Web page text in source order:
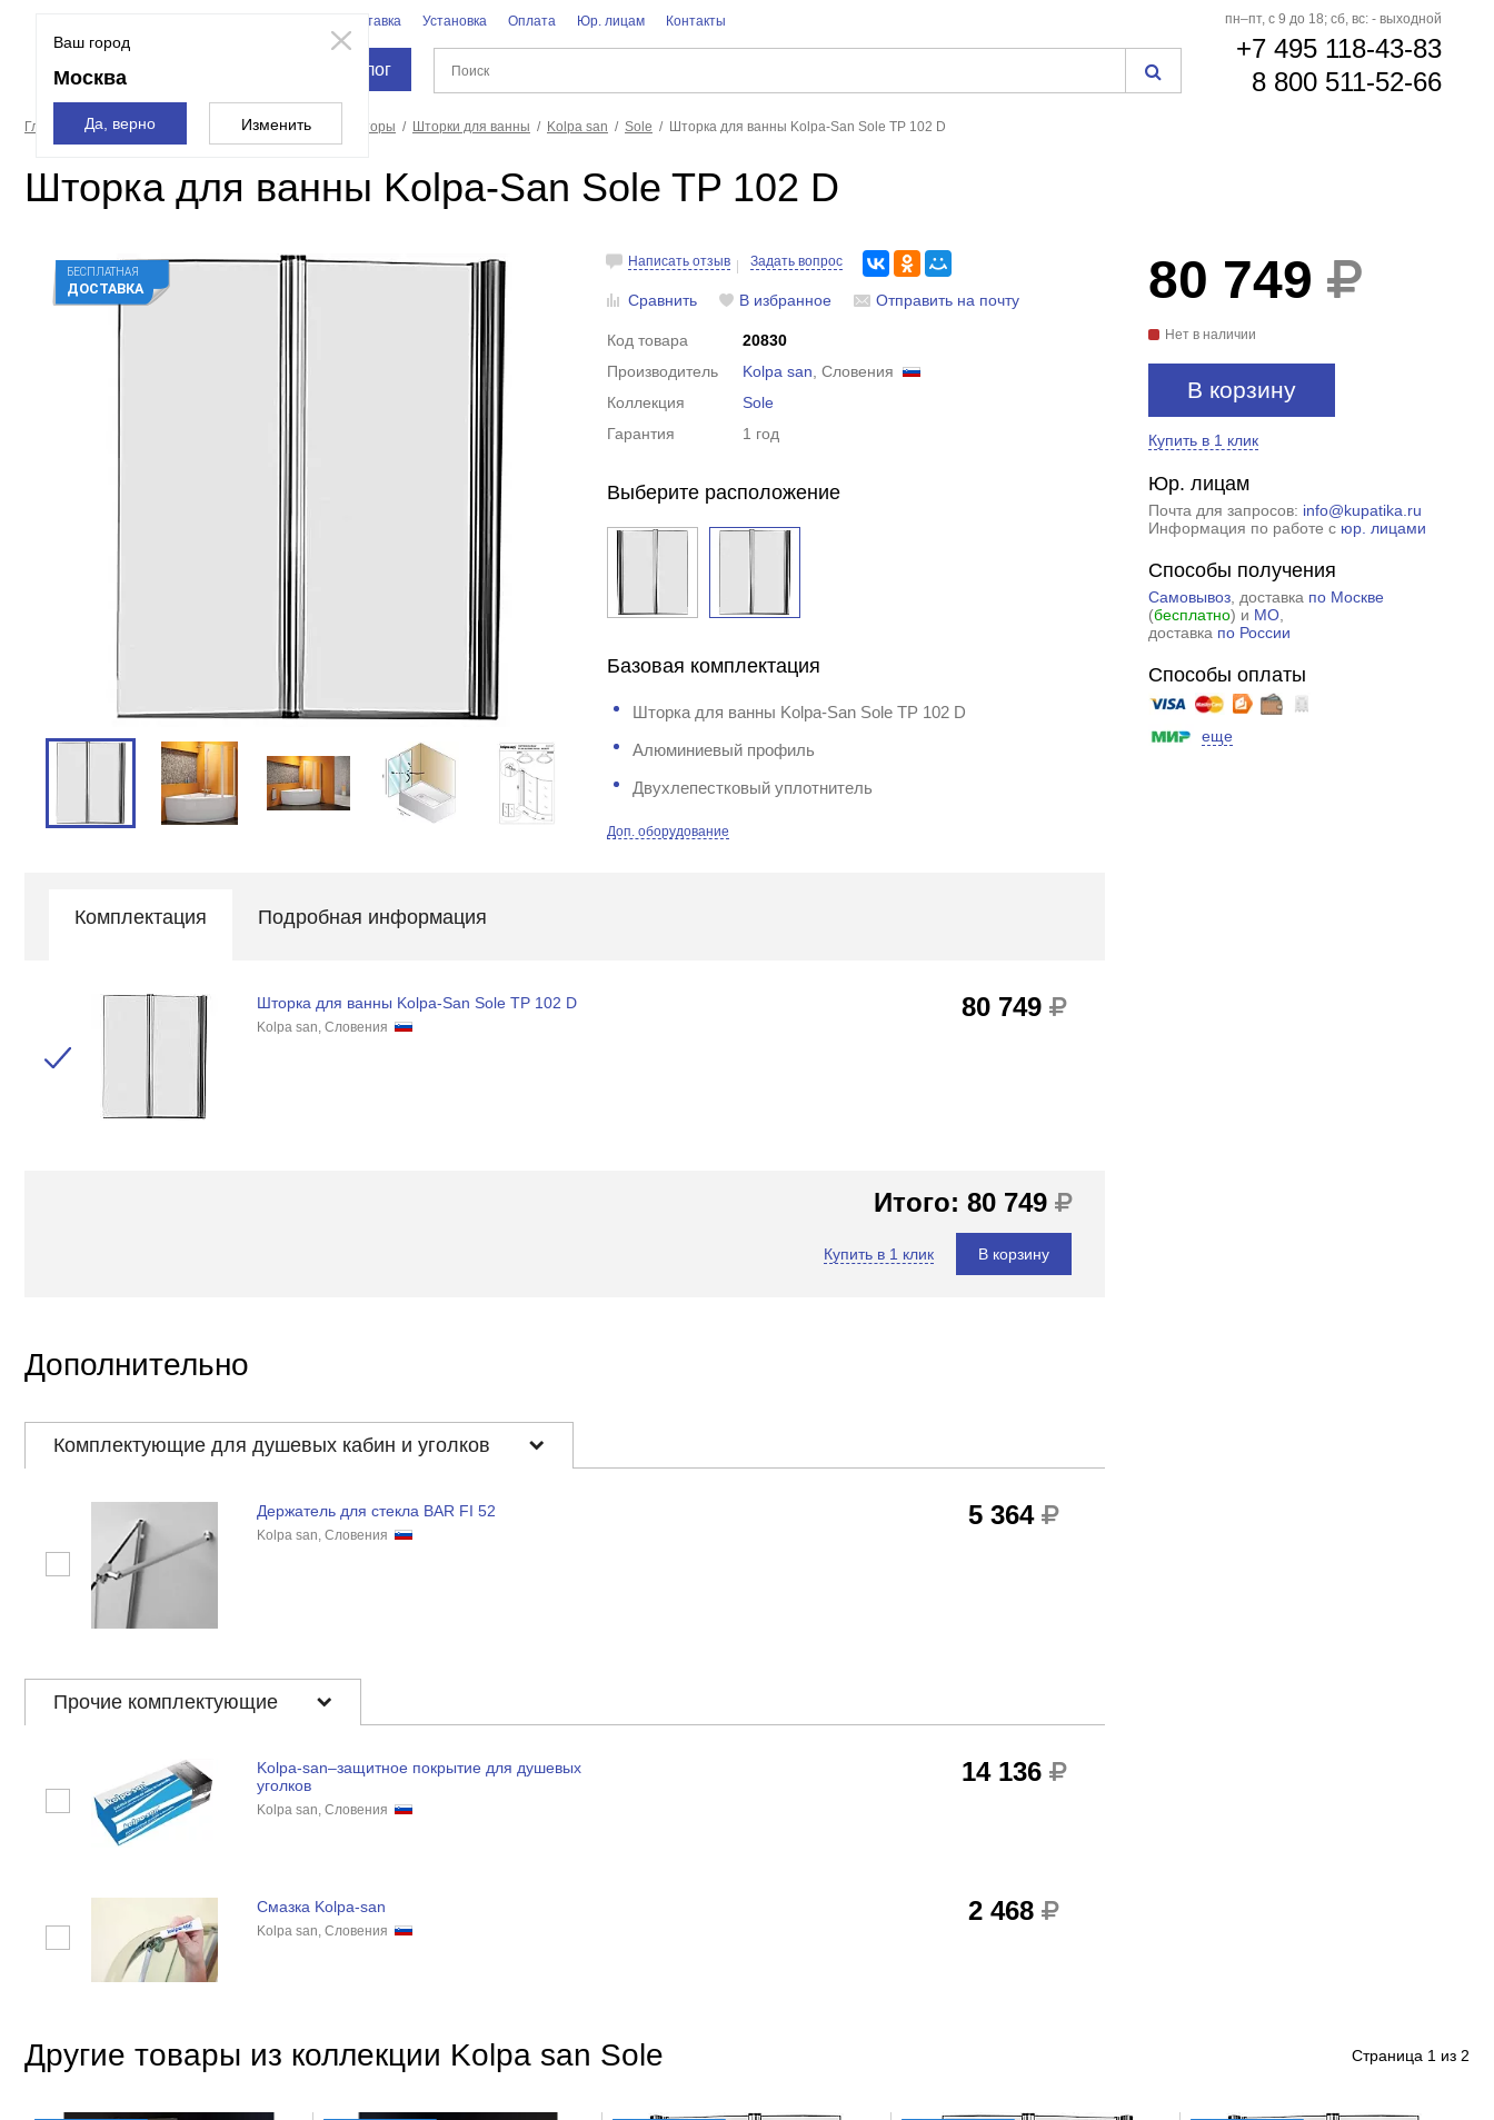
Ваш город
Москва
Да, верно Изменить
Доставка Установка Оплата Юр. лицам Контакты
Каталог
пн–пт, с 9 до 18; сб, вс: - выходной
+7 495 118-43-83
8 800 511-52-66
Главная страница Душевые кабины, углы, двери, шторы Шторки для ванны Kolpa san Sole Шторка для ванны Kolpa-San Sole TP 102 D
Шторка для ванны Kolpa-San Sole TP 102 D
БЕСПЛАТНАЯ
ДОСТАВКА
Написать отзыв Задать вопрос
Сравнить В избранное Отправить на почту
Код товара
20830
Производитель
Kolpa san , Словения
Коллекция
Sole
Гарантия
1 год
Выберите расположение
Базовая комплектация
Шторка для ванны Kolpa-San Sole TP 102 D
Алюминиевый профиль
Двухлепестковый уплотнитель
Доп. оборудование
80 749
Нет в наличии
В корзину
Купить в 1 клик
Юр. лицам
Почта для запросов: info@kupatika.ru
Информация по работе с юр. лицами
Способы получения
Самовывоз, доставка по Москве
(бесплатно) и МО,
доставка по России
Способы оплаты
еще
Комплектация Подробная информация
Шторка для ванны Kolpa-San Sole TP 102 D
Kolpa san, Словения
80 749
Итого: 80 749
Купить в 1 клик В корзину
Дополнительно
Комплектующие для душевых кабин и уголков
Держатель для стекла BAR FI 52
Kolpa san, Словения
5 364
Прочие комплектующие
Kolpa-san–защитное покрытие для душевых
уголков
Kolpa san, Словения
14 136
Смазка Kolpa-san
Kolpa san, Словения
2 468
Другие товары из коллекции Kolpa san Sole Страница 1 из 2